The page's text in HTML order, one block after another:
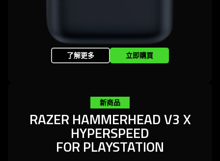
了解更多 立即購買
新商品
RAZER HAMMERHEAD V3 X
HYPERSPEED
FOR PLAYSTATION